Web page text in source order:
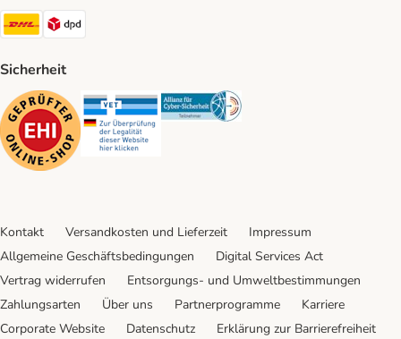
DHL Shipping Method
Sicherheit
Security Security Security
Kontakt Versandkosten und Lieferzeit
Impressum
Allgemeine Geschäftsbedingungen
Digital Services Act
Vertrag widerrufen
Entsorgungs- und Umweltbestimmungen
Zahlungsarten
Über uns Partnerprogramme
Karriere
Corporate Website
Datenschutz Erklärung zur Barrierefreiheit